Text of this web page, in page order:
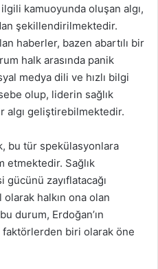
kamuoyunda oluşan algı,
şekillendirilmektedir.
haberler, bazen abartılı bir
halk arasında panik
medya dili ve hızlı bilgi
olup, liderin sağlık
algı geliştirebilmektedir.
bu tür spekülasyonlara
etmektedir. Sağlık
gücünü zayıflatacağı
halkın ona olan
durum, Erdoğan’ın
faktörlerden biri olarak öne